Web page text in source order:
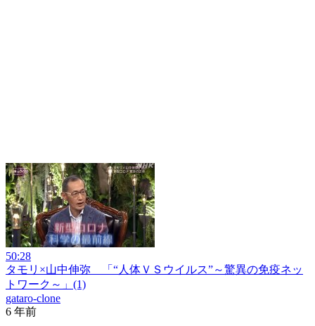
50:28
タモリ×山中伸弥 「“人体ＶＳウイルス”～驚異の免疫ネッ
トワーク～」(1)
gataro-clone
6 年前